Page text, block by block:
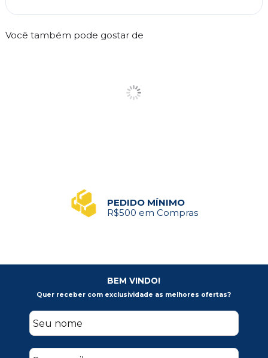
Você também pode gostar de
PEDIDO MÍNIMO
R$500 em Compras
BEM VINDO!
Quer receber com exclusividade as melhores ofertas?